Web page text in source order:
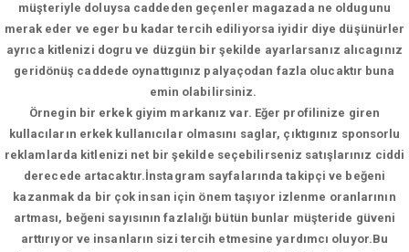
müşteriyle doluysa caddeden geçenler magazada ne oldugunu
merak eder ve eger bu kadar tercih ediliyorsa iyidir diye düşünürler
ayrıca kitlenizi dogru ve düzgün bir şekilde ayarlarsanız alıcagınız
geridönüş caddede oynattıgınız palyaçodan fazla olucaktır buna
emin olabilirsiniz.
Örnegin bir erkek giyim markanız var. Eğer profilinize giren
kullacıların erkek kullanıcılar olmasını saglar, çıktıgınız sponsorlu
reklamlarda kitlenizi net bir şekilde seçebilirseniz satışlarınız ciddi
derecede artacaktır.İnstagram sayfalarında takipçi ve beğeni
kazanmak da bir çok insan için önem taşıyor izlenme oranlarının
artması, beğeni sayısının fazlalığı bütün bunlar müşteride güveni
arttırıyor ve insanların sizi tercih etmesine yardımcı oluyor.Bu